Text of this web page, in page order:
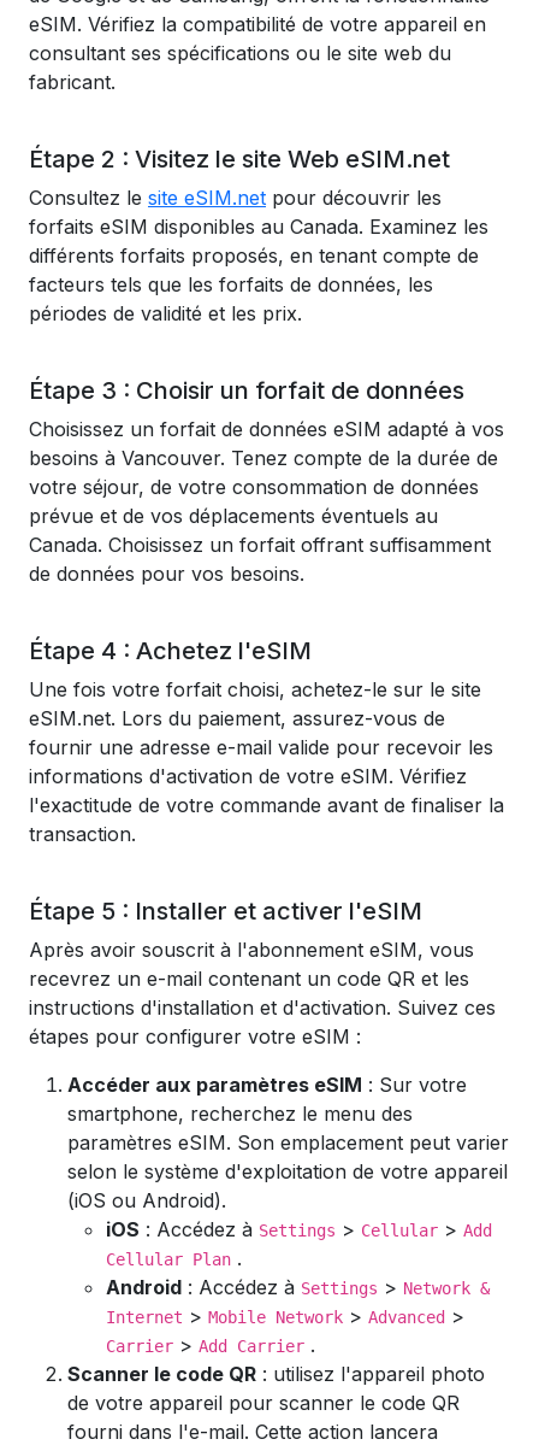
eSIM. Vérifiez la compatibilité de votre appareil en
consultant ses spécifications ou le site web du
fabricant.
Étape 2 : Visitez le site Web eSIM.net
Consultez le site eSIM.net pour découvrir les
forfaits eSIM disponibles au Canada. Examinez les
différents forfaits proposés, en tenant compte de
facteurs tels que les forfaits de données, les
périodes de validité et les prix.
Étape 3 : Choisir un forfait de données
Choisissez un forfait de données eSIM adapté à vos
besoins à Vancouver. Tenez compte de la durée de
votre séjour, de votre consommation de données
prévue et de vos déplacements éventuels au
Canada. Choisissez un forfait offrant suffisamment
de données pour vos besoins.
Étape 4 : Achetez l'eSIM
Une fois votre forfait choisi, achetez-le sur le site
eSIM.net. Lors du paiement, assurez-vous de
fournir une adresse e-mail valide pour recevoir les
informations d'activation de votre eSIM. Vérifiez
l'exactitude de votre commande avant de finaliser la
transaction.
Étape 5 : Installer et activer l'eSIM
Après avoir souscrit à l'abonnement eSIM, vous
recevrez un e-mail contenant un code QR et les
instructions d'installation et d'activation. Suivez ces
étapes pour configurer votre eSIM :
Accéder aux paramètres eSIM : Sur votre
smartphone, recherchez le menu des
paramètres eSIM. Son emplacement peut varier
selon le système d'exploitation de votre appareil
(iOS ou Android).
iOS : Accédez à Settings > Cellular > Add
Cellular Plan .
Android : Accédez à Settings > Network &
Internet > Mobile Network > Advanced >
Carrier > Add Carrier .
Scanner le code QR : utilisez l'appareil photo
de votre appareil pour scanner le code QR
fourni dans l'e-mail. Cette action lancera